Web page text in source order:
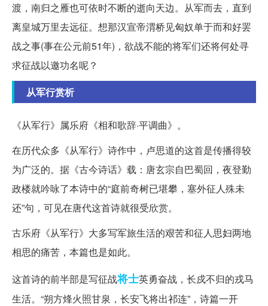
渡，南归之雁也可依时不断的逝向天边。从军而去，直到
离皇城万里去远征。想那汉宣帝渭桥见匈奴单于而和好罢
战之事(事在公元前51年)，欲战不能的将军们还将何处寻
求征战以邀功名呢？
从军行赏析
《从军行》属乐府《相和歌辞·平调曲》。
在历代众多《从军行》诗作中，卢思道的这首是传播得较
为广泛的。据《古今诗话》载：唐玄宗自巴蜀回，夜登勤
政楼就吟咏了本诗中的“庭前奇树已堪攀，塞外征人殊未
还”句，可见在唐代这首诗就很受欣赏。
古乐府《从军行》大多写军旅生活的艰苦和征人思妇两地
相思的痛苦，本篇也是如此。
这首诗的前半部是写征战将士英勇奋战，长戍不归的戎马
生活。“朔方烽火照甘泉，长安飞将出祁连”，诗篇一开